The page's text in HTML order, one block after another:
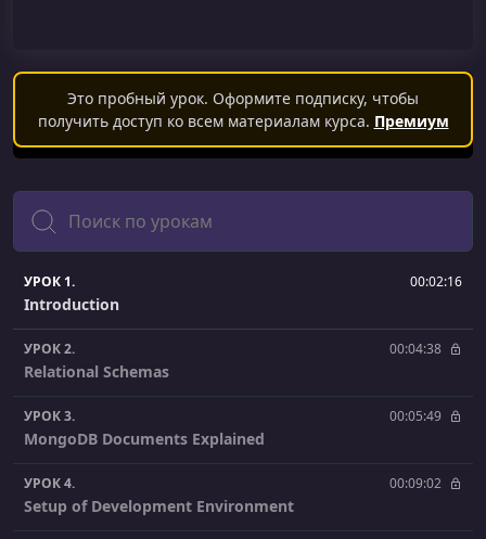
Это пробный урок. Оформите подписку, чтобы
получить доступ ко всем материалам курса. Премиум
Поиск
УРОК 1. 00:02:16
Introduction
УРОК 2. 00:04:38
Relational Schemas
УРОК 3. 00:05:49
MongoDB Documents Explained
УРОК 4. 00:09:02
Setup of Development Environment